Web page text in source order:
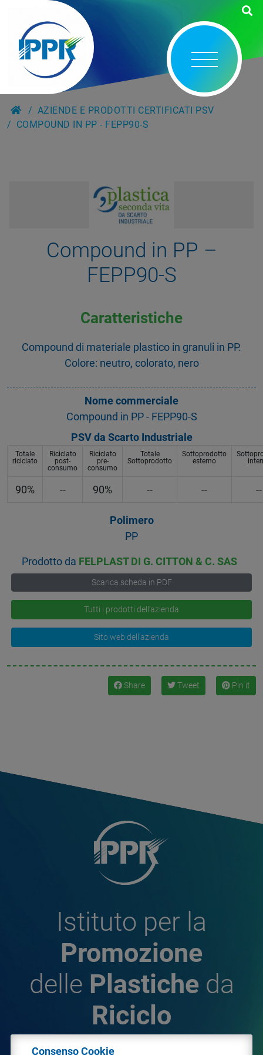
AZIENDE E PRODOTTI CERTIFICATI PSV
COMPOUND IN PP - FEPP90-S
Compound in PP –
FEPP90-S
Caratteristiche
Compound di materiale plastico in granuli in PP.
Colore: neutro, colorato, nero
Nome commerciale
Compound in PP - FEPP90-S
PSV da Scarto Industriale
Totale
riciclato
Riciclato
post-
consumo
Riciclato
pre-
consumo
Totale
Sottoprodotto
Sottoprodotto
esterno
90% -- 90% -- -- --
Polimero
PP
Prodotto da FELPLAST DI G. CITTON & C. SAS
Scarica scheda in PDF
Tutti i prodotti dell'azienda
Sito web dell'azienda
Share Tweet Pin it
Istituto per la
Promozione
delle Plastiche da
Riciclo
Consenso Cookie